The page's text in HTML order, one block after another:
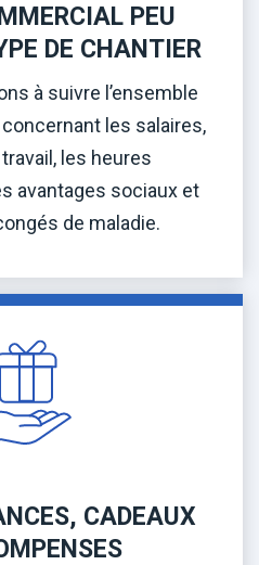
PEU
DE CHANTIER
à suivre l’ensemble
les salaires,
les heures
avantages sociaux et
de maladie.
CADEAUX